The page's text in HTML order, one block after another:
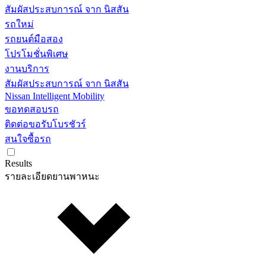
สัมผัสประสบการณ์ จาก นิสสัน
รถใหม่
รถยนต์มือสอง
โปรโมชั่นพิเศษ
งานบริการ
สัมผัสประสบการณ์ จาก นิสสัน
Nissan Intelligent Mobility
ขอทดสอบรถ
ติดต่อขอรับโบรชัวร์
สนใจซื้อรถ
Results
รายละเอียดยานพาหนะ